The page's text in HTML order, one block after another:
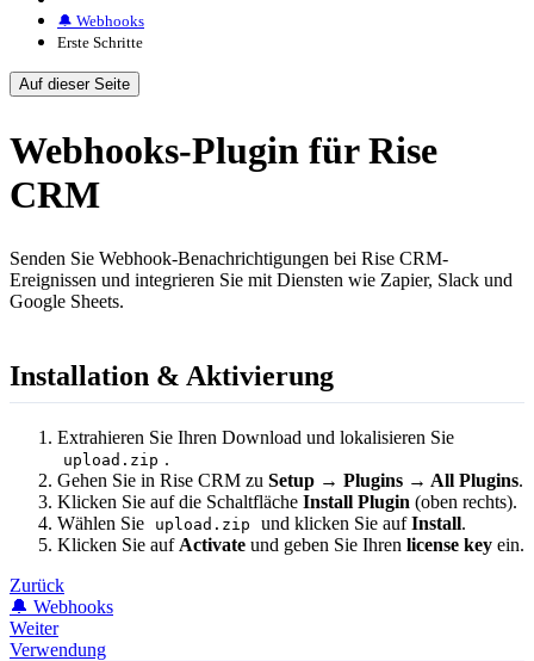
🔔 Webhooks
Erste Schritte
Auf dieser Seite
Webhooks-Plugin für Rise
CRM
Senden Sie Webhook-Benachrichtigungen bei Rise CRM-
Ereignissen und integrieren Sie mit Diensten wie Zapier, Slack und
Google Sheets.
Installation & Aktivierung
Extrahieren Sie Ihren Download und lokalisieren Sie
upload.zip .
Gehen Sie in Rise CRM zu Setup → Plugins → All Plugins.
Klicken Sie auf die Schaltfläche Install Plugin (oben rechts).
Wählen Sie
upload.zip und klicken Sie aufInstall.
Klicken Sie auf Activate und geben Sie Ihren license key ein.
Zurück
🔔 Webhooks
Weiter
Verwendung